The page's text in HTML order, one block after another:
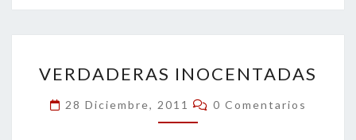
o
o
k
er dI
n
l
p
ar
tir
INOCENTADAS
VERDADERAS INOCENTADAS
28 Diciembre, 2011 Comentarios
0 Comentarios